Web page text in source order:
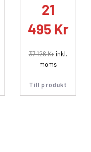
21
495 Kr
37 126Krinkl.
moms
Till produkt